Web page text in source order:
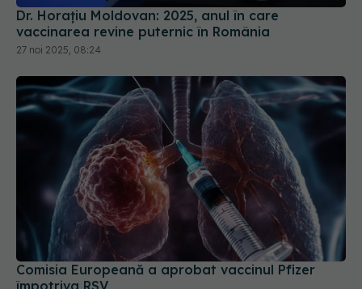
Dr. Horațiu Moldovan: 2025, anul în care
vaccinarea revine puternic în România
27 noi 2025, 08:24
Comisia Europeană a aprobat vaccinul Pfizer